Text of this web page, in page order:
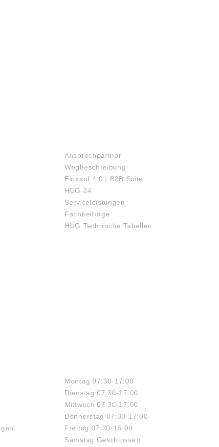
Ansprechpartner
Wegbeschreibung
Einkauf 4.0 | B2B Suite
HUG 24
Serviceleistungen
Fachbeiträge
HUG Technische Tabellen
Montag 07:30-17:00
Dienstag 07:30-17:00
Mittwoch 07:30-17:00
Donnerstag 07:30-17:00
Freitag 07:30-16:00
Samstag Geschlossen